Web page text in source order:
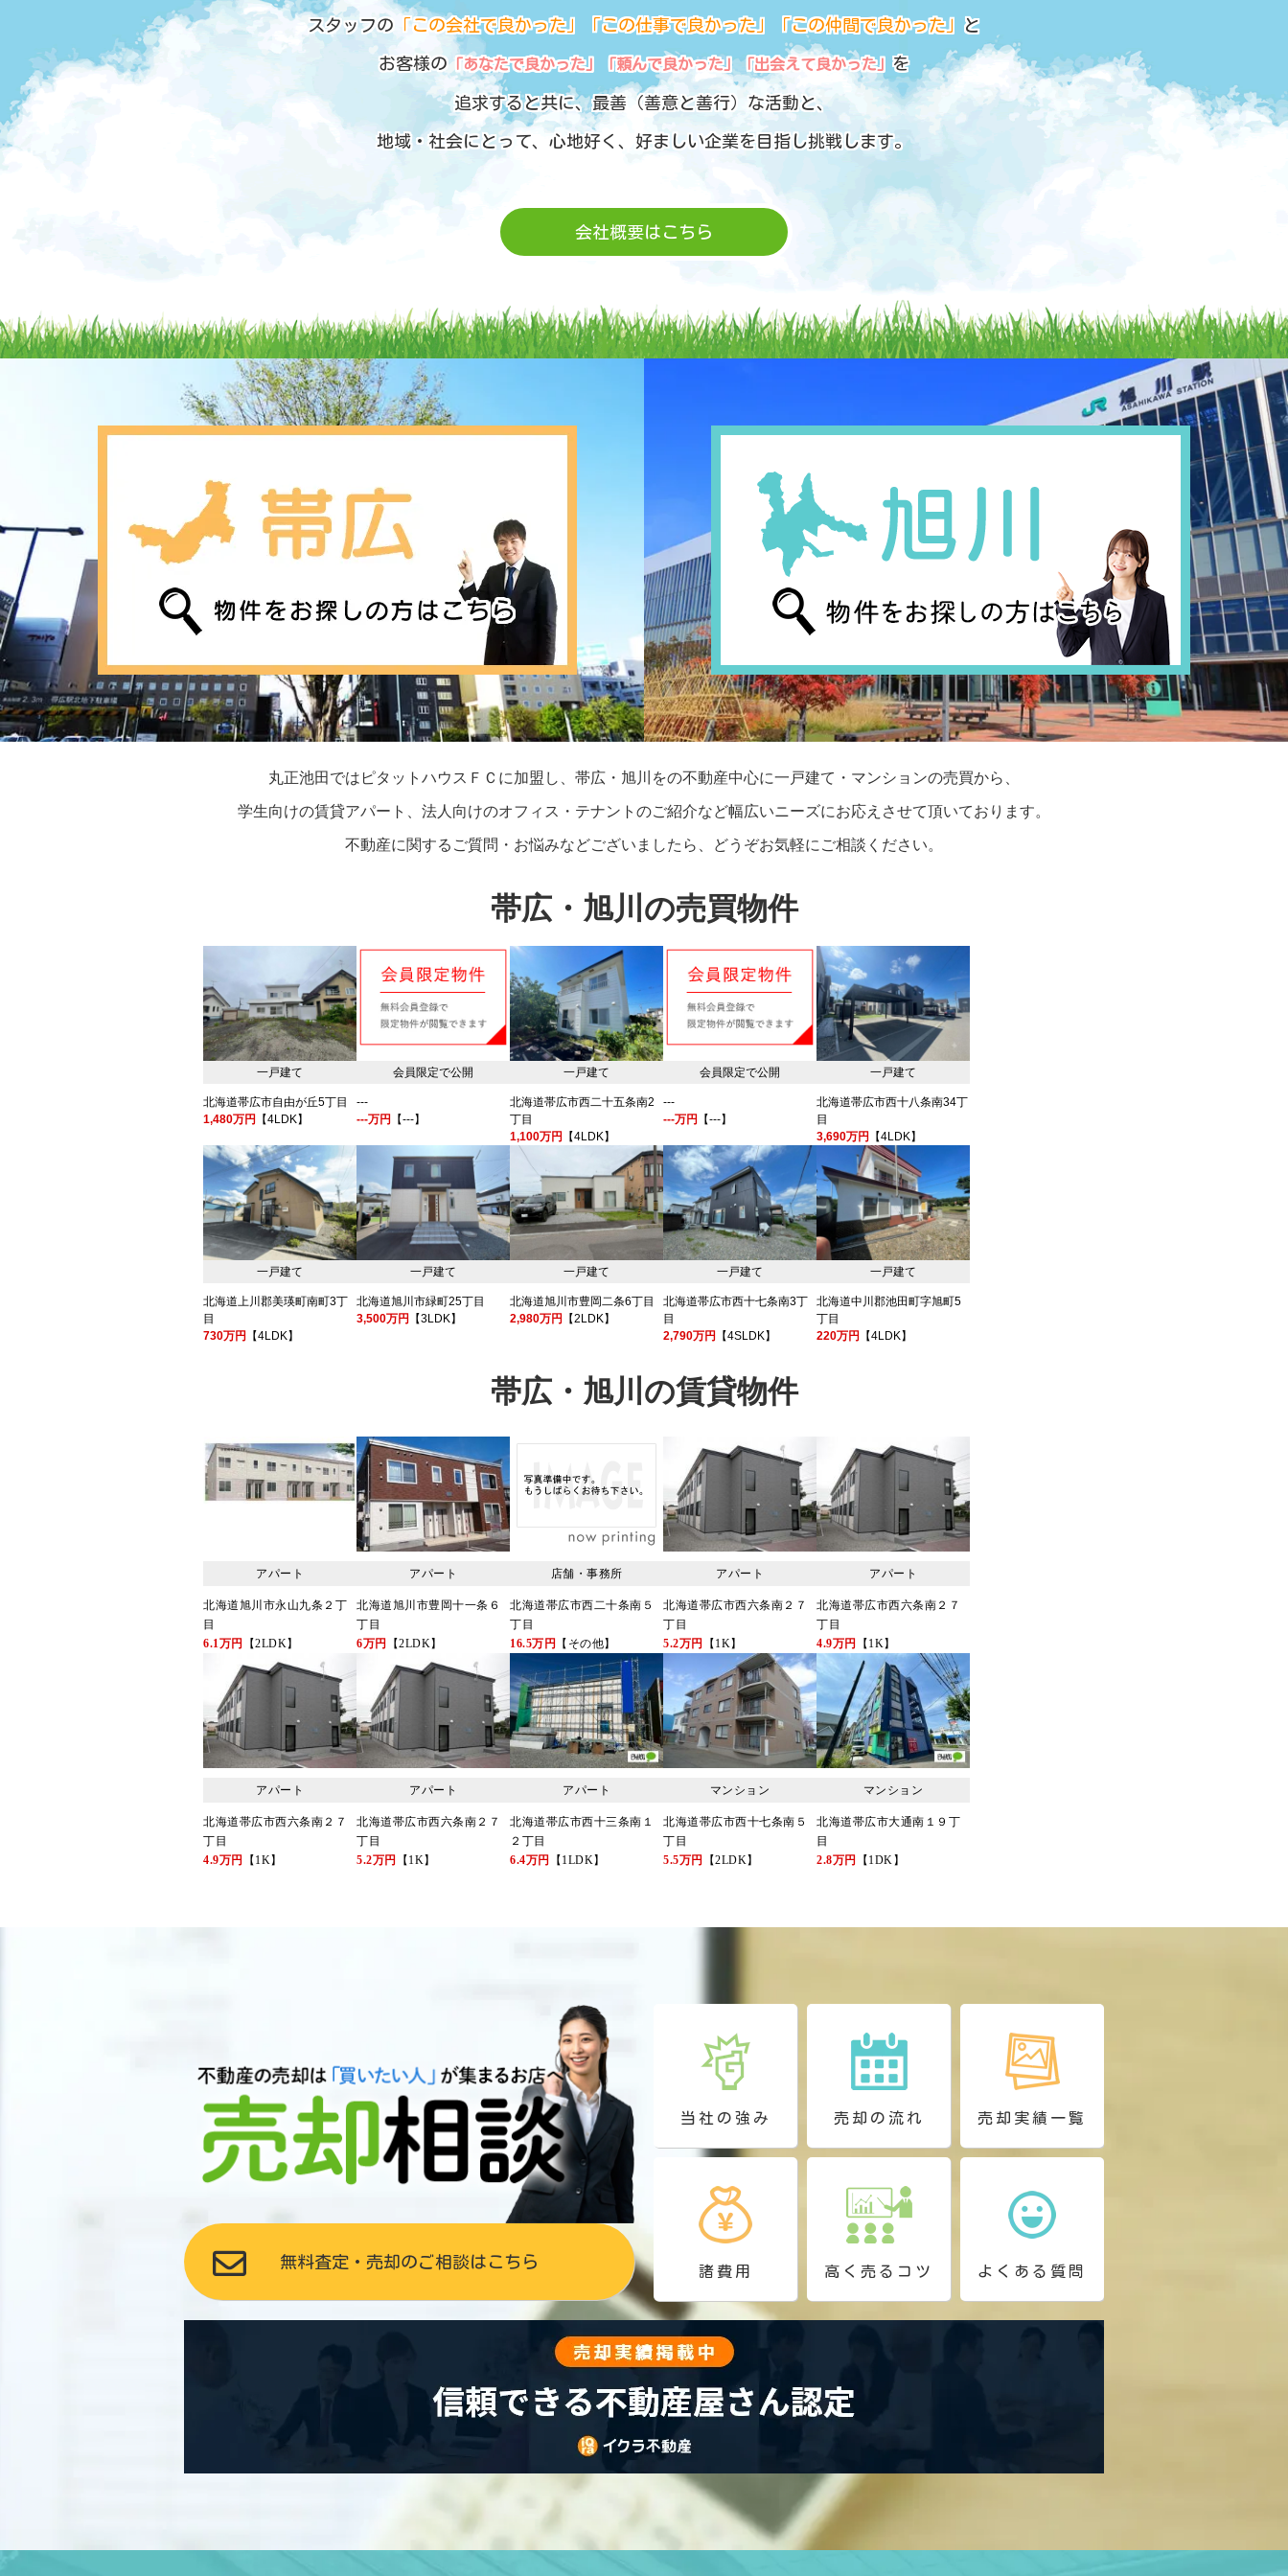
スタッフの 「この会社で良かった」「この仕事で良かった」「この仲間で良かった」 と
お客様の「あなたで良かった」「頼んで良かった」「出会えて良かった」 を
追求すると共に、最善（善意と善行）な活動と、
地域・社会にとって、心地好く、好ましい企業を目指し挑戦します。
会社概要はこちら
丸正池田ではピタットハウスＦＣに加盟し、帯広・旭川をの不動産中心に一戸建て・マンションの売買から、
学生向けの賃貸アパート、法人向けのオフィス・テナントのご紹介など幅広いニーズにお応えさせて頂いております。
不動産に関するご質問・お悩みなどございましたら、どうぞお気軽にご相談ください。
帯広・旭川の売買物件
一戸建て
北海道帯広市自由が丘5丁目
1,480万円
【4LDK】
会員限定で公開
---
---万円
【---】
一戸建て
北海道帯広市西二十五条南2
丁目
1,100万円
【4LDK】
会員限定で公開
---
---万円
【---】
一戸建て
北海道帯広市西十八条南34丁
目
3,690万円
【4LDK】
一戸建て
北海道上川郡美瑛町南町3丁
目
730万円
【4LDK】
一戸建て
北海道旭川市緑町25丁目
3,500万円
【3LDK】
一戸建て
北海道旭川市豊岡二条6丁目
2,980万円
【2LDK】
一戸建て
北海道帯広市西十七条南3丁
目
2,790万円
【4SLDK】
一戸建て
北海道中川郡池田町字旭町5
丁目
220万円
【4LDK】
帯広・旭川の賃貸物件
無料査定・売却のご相談はこちら
当社の強み 売却の流れ 売却実績一覧
諸費用 高く売るコツ よくある質問